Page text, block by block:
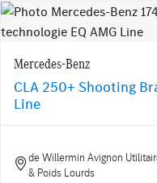
Mercedes-Benz
CLA 250+ Shooting
Line
de Willermin Avignon
& Poids Lourds